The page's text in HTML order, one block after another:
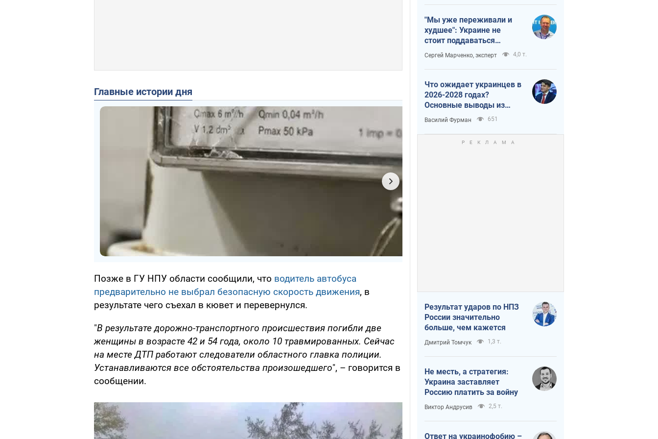
Главные истории дня
Позже в ГУ НПУ области сообщили, что водитель автобуса
предварительно не выбрал безопасную скорость движения, в
результате чего съехал в кювет и перевернулся.
"В результате дорожно-транспортного происшествия погибли две
женщины в возрасте 42 и 54 года, около 10 травмированных. Сейчас
на месте ДТП работают следователи областного главка полиции.
Устанавливаются все обстоятельства произошедшего", – говорится в
сообщении.
"Мы уже переживали и
худшее": Украине не
стоит поддаваться
отчаянию из-за
ракетного террора
Сергей Марченко, эксперт 4,0 т.
Что ожидает украинцев в
2026-2028 годах?
Основные выводы из
новых прогнозов от НБУ
Василий Фурман 651
Результат ударов по НПЗ
России значительно
больше, чем кажется
Дмитрий Томчук 1,3 т.
Не месть, а стратегия:
Украина заставляет
Россию платить за войну
Виктор Андрусив 2,5 т.
Ответ на украинофобию –